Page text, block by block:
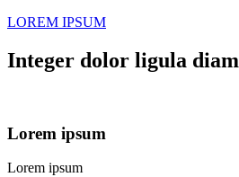
LOREM IPSUM
Integer dolor ligula diam
Lorem ipsum
Lorem ipsum